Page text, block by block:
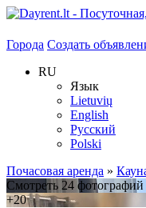
Города Создать
RU
Язык
Lietuvių
English
Русский
Polski
Почасовая аренда »
Смотреть 24 фотографий
+20